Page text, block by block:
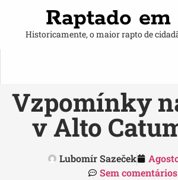
Raptado
Historicamente, o maior rapto de
Vzpomínky
v Alto
Lubomír Sazeček
Sem comentários